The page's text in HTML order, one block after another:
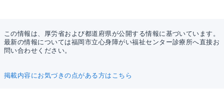
この情報は、厚労省および都道府県が公開する情報に基づいています。
最新の情報については福岡市立心身障がい福祉センター診療所へ直接お
問い合わせください。
掲載内容にお気づきの点がある方はこちら